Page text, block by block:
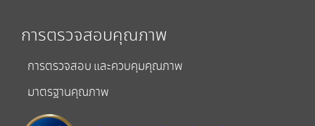
การตรวจสอบคุณภาพ
การตรวจสอบ และควบคุมคุณภาพ
มาตรฐานคุณภาพ